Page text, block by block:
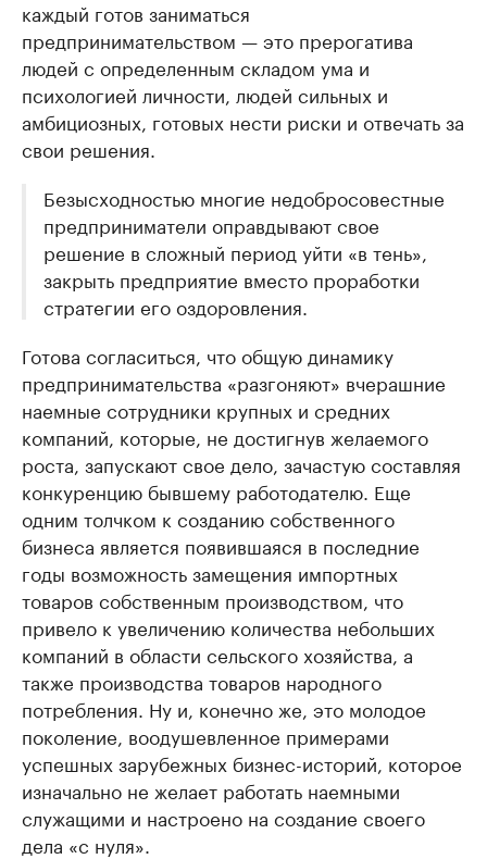
каждый готов заниматься
предпринимательством — это прерогатива
людей с определенным складом ума и
психологией личности, людей сильных и
амбициозных, готовых нести риски и отвечать за
свои решения.
Безысходностью многие недобросовестные
предприниматели оправдывают свое
решение в сложный период уйти «в тень»,
закрыть предприятие вместо проработки
стратегии его оздоровления.
Готова согласиться, что общую динамику
предпринимательства «разгоняют» вчерашние
наемные сотрудники крупных и средних
компаний, которые, не достигнув желаемого
роста, запускают свое дело, зачастую составляя
конкуренцию бывшему работодателю. Еще
одним толчком к созданию собственного
бизнеса является появившаяся в последние
годы возможность замещения импортных
товаров собственным производством, что
привело к увеличению количества небольших
компаний в области сельского хозяйства, а
также производства товаров народного
потребления. Ну и, конечно же, это молодое
поколение, воодушевленное примерами
успешных зарубежных бизнес-историй, которое
изначально не желает работать наемными
служащими и настроено на создание своего
дела «с нуля».